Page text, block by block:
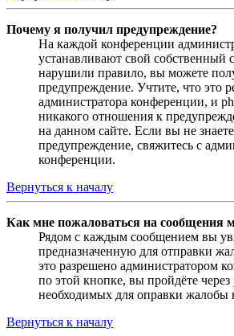
Почему я получил предупреждение?
На каждой конференции
устанавливают свой собственный
нарушили правило, вы можете
предупреждение. Учтите, что это
администратора конференции, и
никакого отношения к
на данном сайте. Если вы не
предупреждение, свяжитесь с
конференции.
Вернуться к началу
Как мне пожаловаться на сообщения
Рядом с каждым сообщением вы
предназначенную для отправки
это разрешено администратором
по этой кнопке, вы пройдёте через
необходимых для оправки жалобы
Вернуться к началу